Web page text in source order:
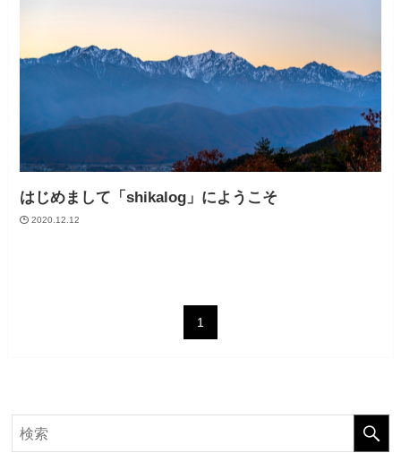
はじめまして「shikalog」にようこそ
2020.12.12
1